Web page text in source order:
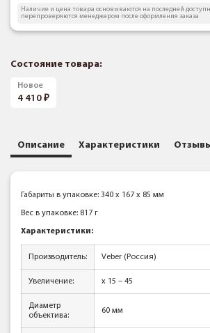
Наличие и цена товара основываются на последней
перепроверяются менеджером после оформления заказа
Состояние товара:
Новое
4 410
Описание Характеристики
Габариты в упаковке: 340 x 167 x 85 мм
Вес в упаковке: 817 г
Характеристики:
Производитель: Veber (Россия)
Увеличение: x 15 – 45
Диаметр
объектива:
60 мм